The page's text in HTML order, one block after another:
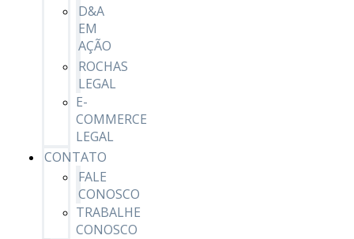
D&A
EM
AÇÃO
ROCHAS
LEGAL
E-
COMMERCE
LEGAL
CONTATO
FALE
CONOSCO
TRABALHE
CONOSCO